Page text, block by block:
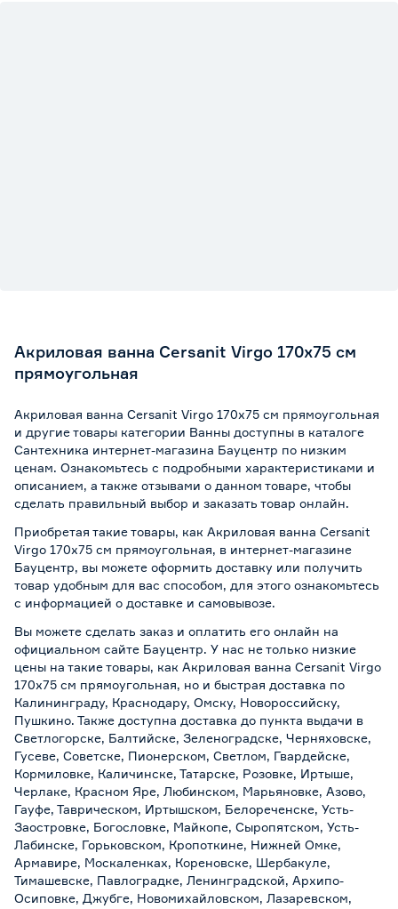
Акриловая ванна Cersanit Virgo 170x75 см
прямоугольная
Акриловая ванна Cersanit Virgo 170x75 см прямоугольная
и другие товары категории Ванны доступны в каталоге
Сантехника интернет-магазина Бауцентр по низким
ценам. Ознакомьтесь с подробными характеристиками и
описанием, а также отзывами о данном товаре, чтобы
сделать правильный выбор и заказать товар онлайн.
Приобретая такие товары, как Акриловая ванна Cersanit
Virgo 170x75 см прямоугольная, в интернет-магазине
Бауцентр, вы можете оформить доставку или получить
товар удобным для вас способом, для этого ознакомьтесь
с информацией о доставке и самовывозе.
Вы можете сделать заказ и оплатить его онлайн на
официальном сайте Бауцентр. У нас не только низкие
цены на такие товары, как Акриловая ванна Cersanit Virgo
170x75 см прямоугольная, но и быстрая доставка по
Калининграду, Краснодару, Омску, Новороссийску,
Пушкино. Также доступна доставка до пункта выдачи в
Светлогорске, Балтийске, Зеленоградске, Черняховске,
Гусеве, Советске, Пионерском, Светлом, Гвардейске,
Кормиловке, Каличинске, Татарске, Розовке, Иртыше,
Черлаке, Красном Яре, Любинском, Марьяновке, Азово,
Гауфе, Таврическом, Иртышском, Белореченске, Усть-
Заостровке, Богословке, Майкопе, Сыропятском, Усть-
Лабинске, Горьковском, Кропоткине, Нижней Омке,
Армавире, Москаленках, Кореновске, Шербакуле,
Тимашевске, Павлоградке, Ленинградской, Архипо-
Осиповке, Джубге, Новомихайловском, Лазаревском,